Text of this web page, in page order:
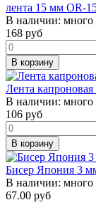
лента 15 мм OR-
В наличии: много
168 руб
В корзину
Лента
В наличии: много
106 руб
В корзину
Бисер Япония 3
В наличии: много
67.00 руб